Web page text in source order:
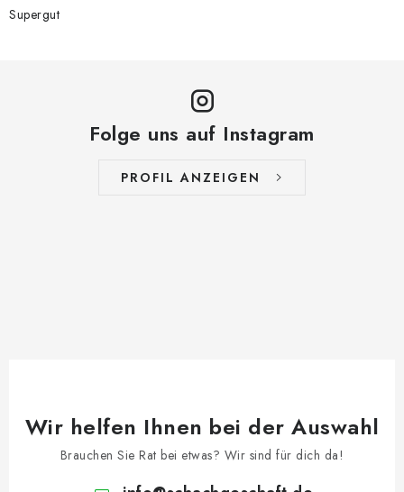
Supergut
Folge uns auf Instagram
PROFIL ANZEIGEN
Wir helfen Ihnen bei der Auswahl
Brauchen Sie Rat bei etwas? Wir sind für dich da!